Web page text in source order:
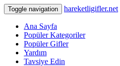
Toggle navigation hareketligifler.net
Ana Sayfa
Popüler Kategoriler
Popüler Gifler
Yardım
Tavsiye Edin